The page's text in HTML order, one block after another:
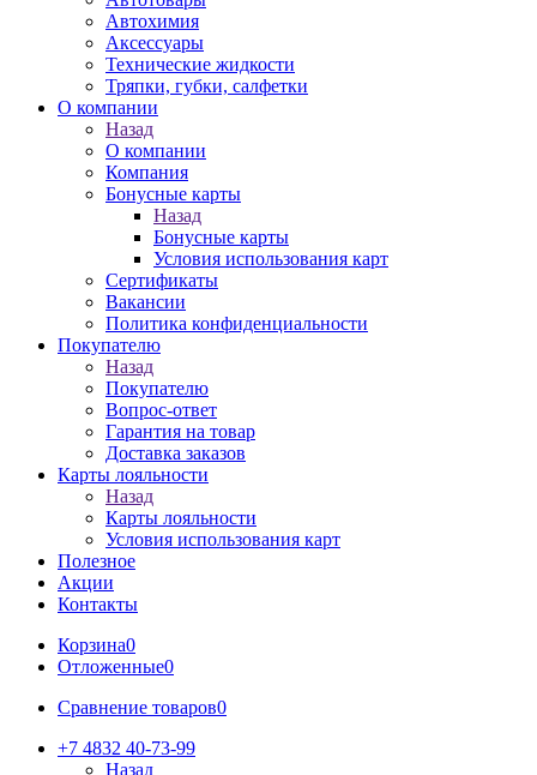
Автохимия
Аксессуары
Технические жидкости
Тряпки, губки, салфетки
О компании
Назад
О компании
Компания
Бонусные карты
Назад
Бонусные карты
Условия использования карт
Сертификаты
Вакансии
Политика конфиденциальности
Покупателю
Назад
Покупателю
Вопрос-ответ
Гарантия на товар
Доставка заказов
Карты лояльности
Назад
Карты лояльности
Условия использования карт
Полезное
Акции
Контакты
Корзина0
Отложенные0
Сравнение товаров0
+7 4832 40-73-99
Назад